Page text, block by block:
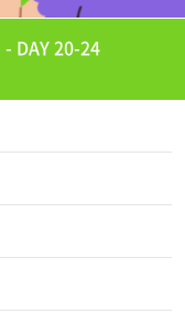
- DAY 20-24